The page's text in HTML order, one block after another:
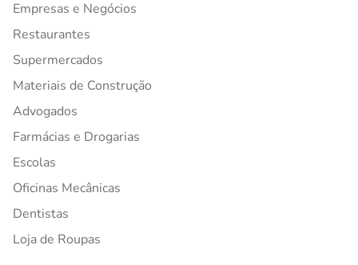
Empresas e Negócios
Restaurantes
Supermercados
Materiais de Construção
Advogados
Farmácias e Drogarias
Escolas
Oficinas Mecânicas
Dentistas
Loja de Roupas